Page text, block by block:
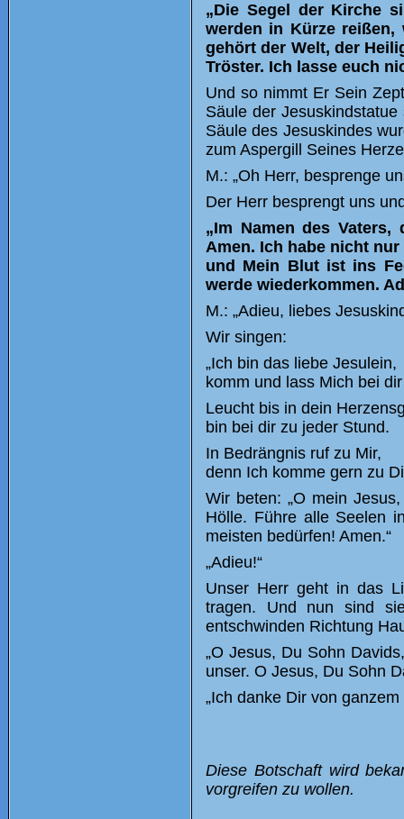
„Die Segel der Kirche
werden in Kürze
gehört der Welt, der
Tröster. Ich lasse euch
Und so nimmt Er Sein
Säule der
Säule des Jesuskindes
zum Aspergill Seines
M.: „Oh Herr, besprenge
Der Herr besprengt uns
„Im Namen des
Amen. Ich habe nicht
und Mein Blut ist ins
werde wiederkommen.
M.: „Adieu, liebes
Wir singen:
„Ich bin das liebe Jesulein,
komm und lass Mich bei
Leucht bis in dein
bin bei dir zu jeder Stund.
In Bedrängnis ruf zu Mir,
denn Ich komme gern zu
Wir beten: „O mein
Hölle. Führe alle Seelen
meisten bedürfen! Amen.“
„Adieu!“
Unser Herr geht in das
tragen. Und nun sind
entschwinden Richtung
„O Jesus, Du Sohn
unser. O Jesus, Du Sohn
„Ich danke Dir von
Diese Botschaft wird
vorgreifen zu wollen.